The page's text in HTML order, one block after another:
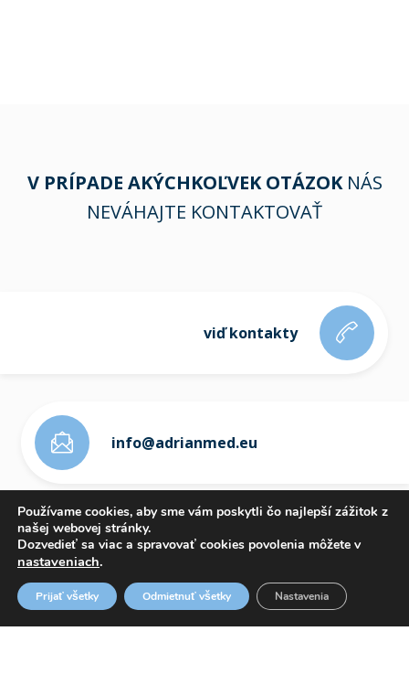
V PRÍPADE AKÝCHKOĽVEK OTÁZOKNÁS
NEVÁHAJTE KONTAKTOVAŤ
viď kontakty
info@adrianmed.eu
OZNAMOVANIE PROTISPOLOČENSKEJ ČINNOSTI
Používame cookies, aby sme vám poskytli čo najlepší zážitok z
našej webovej stránky.
Dozvedieť sa viac a spravovať cookies povolenia môžete v
nastaveniach.
Prijať všetky Odmietnuť všetky Nastavenia